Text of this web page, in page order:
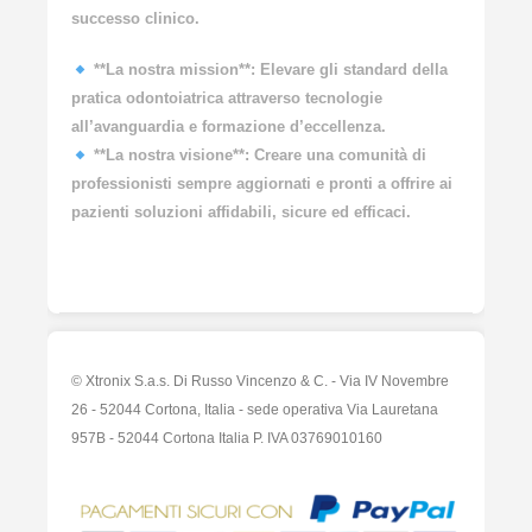
successo clinico.
**La nostra mission**: Elevare gli standard della
pratica odontoiatrica attraverso tecnologie
all’avanguardia e formazione d’eccellenza.
**La nostra visione**: Creare una comunità di
professionisti sempre aggiornati e pronti a offrire ai
pazienti soluzioni affidabili, sicure ed efficaci.
© Xtronix S.a.s. Di Russo Vincenzo & C. - Via IV Novembre
26 - 52044 Cortona, Italia - sede operativa Via Lauretana
957B - 52044 Cortona Italia P. IVA 03769010160